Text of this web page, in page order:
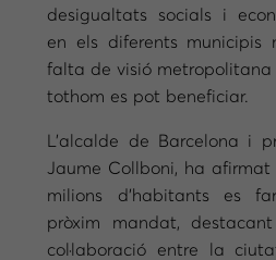
desigualtats socials i
en els diferents municipis
falta de visió
tothom es pot beneficiar.
L’alcalde de Barcelona i
Jaume Collboni, ha afirmat
milions d’habitants es
pròxim mandat,
col·laboració entre la